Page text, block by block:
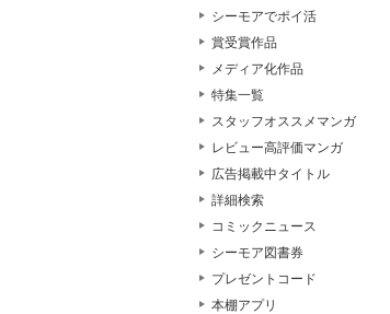
シーモアでポイ活
賞受賞作品
メディア化作品
特集一覧
スタッフオススメマンガ
レビュー高評価マンガ
広告掲載中タイトル
詳細検索
コミックニュース
シーモア図書券
プレゼントコード
本棚アプリ